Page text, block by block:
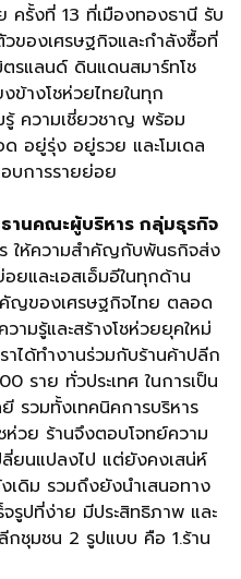
ครั้งที่ 13 ที่เมืองทองธานี รับ
ของเศรษฐกิจและกำลังซื้อที่
รแลนด์ ดินแดนสมาร์ทโช
ข้างโชห่วยไทยในทุก
ความเชี่ยวชาญ พร้อม
ด อยู่รุ่ง อยู่รวย และโมเดล
บการรายย่อย
านคณะผู้บริหาร กลุ่มธุรกิจ
ให้ความสำคัญกับพันธกิจส่ง
ยและเอสเอ็มอีในทุกด้าน
คัญของเศรษฐกิจไทย ตลอด
ามรู้และสร้างโชห่วยยุคใหม่
าได้ทำงานร่วมกับร้านค้าปลีก
ราย ทั่วประเทศ ในการเป็น
รวมทั้งเทคนิคการบริหาร
วย ร้านจึงตอบโจทย์ความ
ยนแปลงไป แต่ยังคงเสน่ห์
เดิม รวมถึงยังนำเสนอทาง
รูปที่ง่าย มีประสิทธิภาพ และ
กชุมชน 2 รูปแบบ คือ 1.ร้าน